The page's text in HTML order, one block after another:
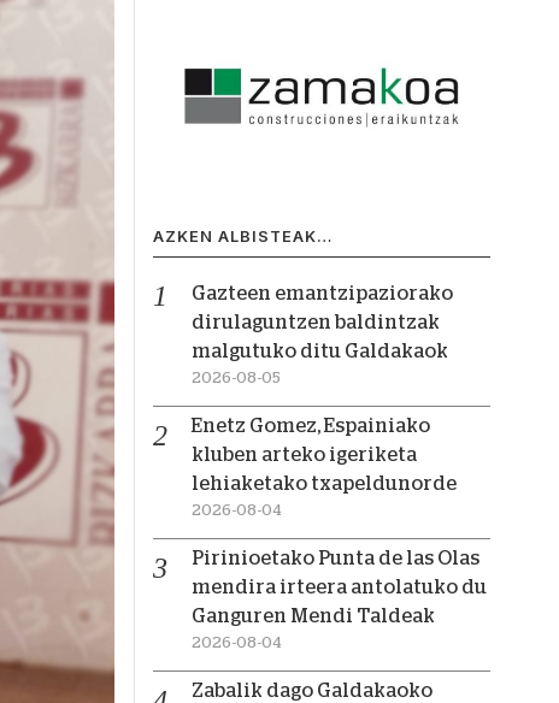
AZKEN ALBISTEAK…
Gazteen emantzipaziorako
dirulaguntzen baldintzak
malgutuko ditu Galdakaok
2026-08-05
Enetz Gomez, Espainiako
kluben arteko igeriketa
lehiaketako txapeldunorde
2026-08-04
Pirinioetako Punta de las Olas
mendira irteera antolatuko du
Ganguren Mendi Taldeak
2026-08-04
Zabalik dago Galdakaoko